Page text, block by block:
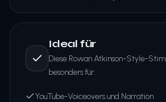
Ideal für
Diese Rowan Atkinson-Style-
besonders für:
YouTube-Voiceovers und Narration